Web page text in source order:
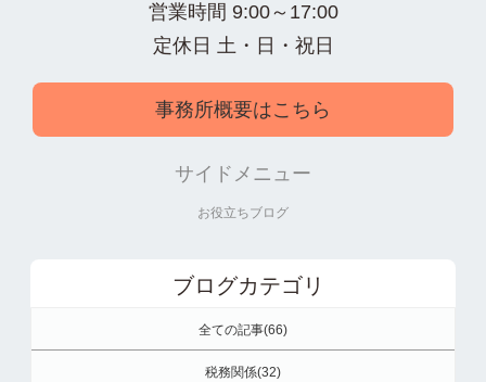
営業時間 9:00～17:00
定休日 土・日・祝日
事務所概要はこちら
サイドメニュー
お役立ちブログ
ブログカテゴリ
全ての記事(66)
税務関係(32)